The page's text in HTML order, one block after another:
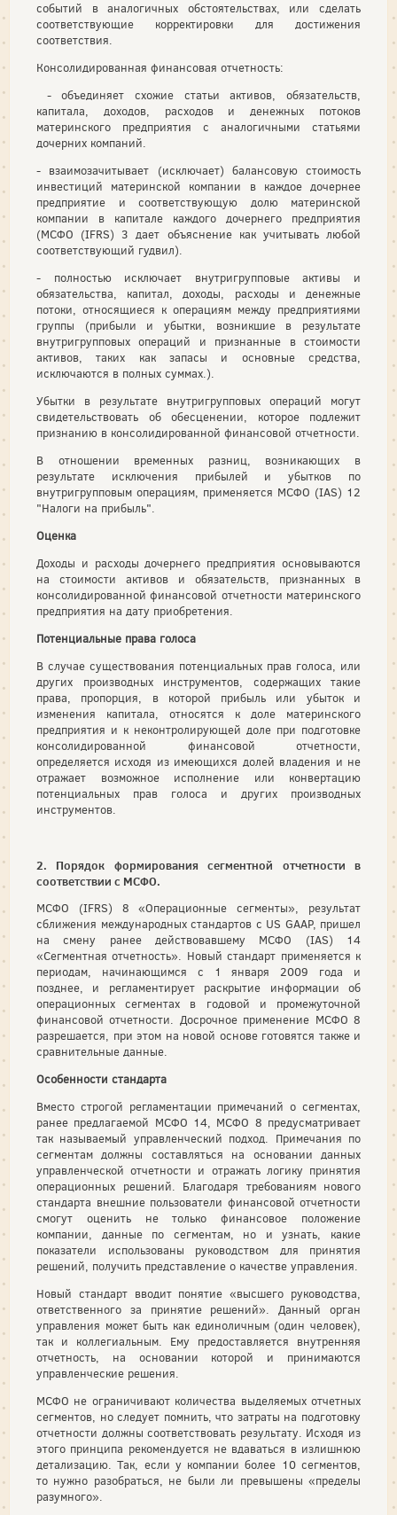
событий в аналогичных обстоятельствах, или сделать
соответствующие корректировки для достижения
соответствия.
Консолидированная финансовая отчетность:
- объединяет схожие статьи активов, обязательств,
капитала, доходов, расходов и денежных потоков
материнского предприятия с аналогичными статьями
дочерних компаний.
- взаимозачитывает (исключает) балансовую стоимость
инвестиций материнской компании в каждое дочернее
предприятие и соответствующую долю материнской
компании в капитале каждого дочернего предприятия
(МСФО (IFRS) 3 дает объяснение как учитывать любой
соответствующий гудвил).
- полностью исключает внутригрупповые активы и
обязательства, капитал, доходы, расходы и денежные
потоки, относящиеся к операциям между предприятиями
группы (прибыли и убытки, возникшие в результате
внутригрупповых операций и признанные в стоимости
активов, таких как запасы и основные средства,
исключаются в полных суммах.).
Убытки в результате внутригрупповых операций могут
свидетельствовать об обесценении, которое подлежит
признанию в консолидированной финансовой отчетности.
В отношении временных разниц, возникающих в
результате исключения прибылей и убытков по
внутригрупповым операциям, применяется МСФО (IAS) 12
"Налоги на прибыль".
Оценка
Доходы и расходы дочернего предприятия основываются
на стоимости активов и обязательств, признанных в
консолидированной финансовой отчетности материнского
предприятия на дату приобретения.
Потенциальные права голоса
В случае существования потенциальных прав голоса, или
других производных инструментов, содержащих такие
права, пропорция, в которой прибыль или убыток и
изменения капитала, относятся к доле материнского
предприятия и к неконтролирующей доле при подготовке
консолидированной финансовой отчетности,
определяется исходя из имеющихся долей владения и не
отражает возможное исполнение или конвертацию
потенциальных прав голоса и других производных
инструментов.
2. Порядок формирования сегментной отчетности в
соответствии с МСФО.
МСФО (IFRS) 8 «Операционные сегменты», результат
сближения международных стандартов с US GAAP, пришел
на смену ранее действовавшему МСФО (IAS) 14
«Сегментная отчетность». Новый стандарт применяется к
периодам, начинающимся с 1 января 2009 года и
позднее, и регламентирует раскрытие информации об
операционных сегментах в годовой и промежуточной
финансовой отчетности. Досрочное применение МСФО 8
разрешается, при этом на новой основе готовятся также и
сравнительные данные.
Особенности стандарта
Вместо строгой регламентации примечаний о сегментах,
ранее предлагаемой МСФО 14, МСФО 8 предусматривает
так называемый управленческий подход. Примечания по
сегментам должны составляться на основании данных
управленческой отчетности и отражать логику принятия
операционных решений. Благодаря требованиям нового
стандарта внешние пользователи финансовой отчетности
смогут оценить не только финансовое положение
компании, данные по сегментам, но и узнать, какие
показатели использованы руководством для принятия
решений, получить представление о качестве управления.
Новый стандарт вводит понятие «высшего руководства,
ответственного за принятие решений». Данный орган
управления может быть как единоличным (один человек),
так и коллегиальным. Ему предоставляется внутренняя
отчетность, на основании которой и принимаются
управленческие решения.
МСФО не ограничивают количества выделяемых отчетных
сегментов, но следует помнить, что затраты на подготовку
отчетности должны соответствовать результату. Исходя из
этого принципа рекомендуется не вдаваться в излишнюю
детализацию. Так, если у компании более 10 сегментов,
то нужно разобраться, не были ли превышены «пределы
разумного».